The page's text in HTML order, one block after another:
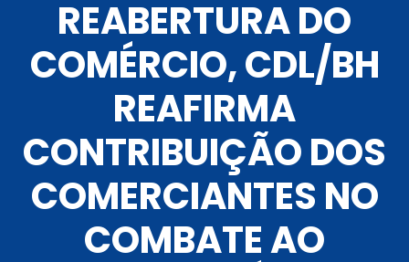
REABERTURA DO
COMÉRCIO, CDL/BH
REAFIRMA
CONTRIBUIÇÃO DOS
COMERCIANTES NO
COMBATE AO